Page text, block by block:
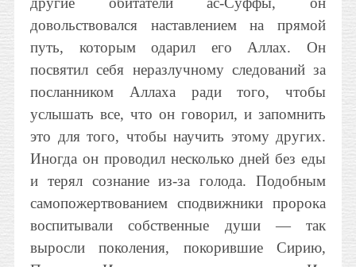
довольствовался наставлением на прямой
путь, которым одарил его Аллах. Он
посвятил себя неразлучному следований за
посланником Аллаха ради того, чтобы
услышать все, что он говорил, и запомнить
это для того, чтобы научить этому других.
Иногда он проводил несколько дней без еды
и терял сознание из-за голода. Подобным
самопожертвованием сподвижники пророка
воспитывали собственные души — так
выросли поколения, покорившие Сирию,